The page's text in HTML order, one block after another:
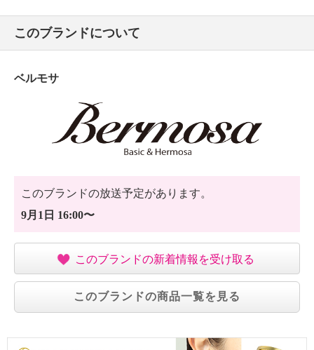
このブランドについて
ベルモサ
このブランドの放送予定があります。
9月1日 16:00〜
このブランドの新着情報を受け取る
このブランドの商品一覧を見る